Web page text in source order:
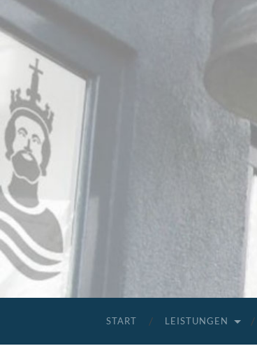
START LEISTUNGEN